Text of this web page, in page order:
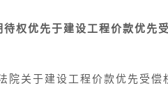
待权优先于建设工程价款优先
院关于建设工程价款优先受